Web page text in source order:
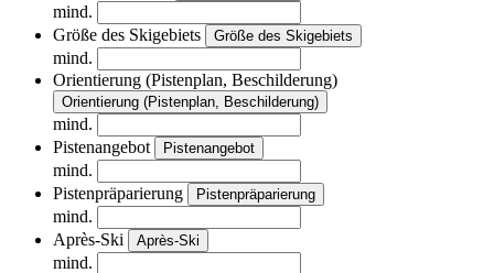
mind.
Größe des Skigebiets
Größe des Skigebiets
mind.
Orientierung (Pistenplan, Beschilderung)
Orientierung (Pistenplan, Beschilderung)
mind.
Pistenangebot
Pistenangebot
mind.
Pistenpräparierung
Pistenpräparierung
mind.
Après-Ski
Après-Ski
mind.